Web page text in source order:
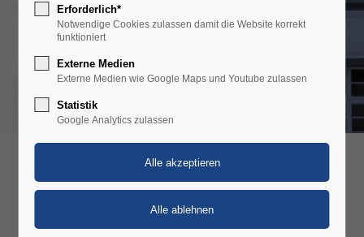
Passwort
Anmelden
Register|Lost your password?
Support
Lorem ipsum dolor sit amet:
Erforderlich*
Notwendige Cookies zulassen damit die Website korrekt
funktioniert
Externe Medien
Externe Medien wie Google Maps und Youtube zulassen
Statistik
Google Analytics zulassen